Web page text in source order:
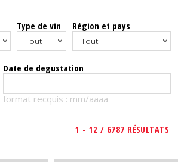
Type de vin Région et pays
Date de degustation
format recquis : mm/aaaa
1 - 12 / 6787 RÉSULTATS